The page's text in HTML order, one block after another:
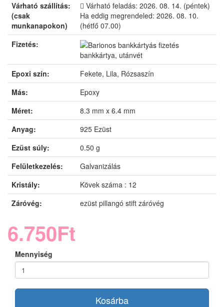
Várható szállítás:
(csak
munkanapokon)
Várható feladás: 2026. 08. 14. (péntek)
Ha eddig megrendeled: 2026. 08. 10.
(hétfő 07.00)
Fizetés:
bankkártya, utánvét
Epoxi szín:
Fekete, Lila, Rózsaszín
Más:
Epoxy
Méret:
8.3 mm x 6.4 mm
Anyag:
925 Ezüst
Ezüst súly:
0.50 g
Felületkezelés:
Galvanizálás
Kristály:
Kövek száma : 12
Záróvég:
ezüst pillangó stift záróvég
6.750Ft
Mennyiség
Kosárba